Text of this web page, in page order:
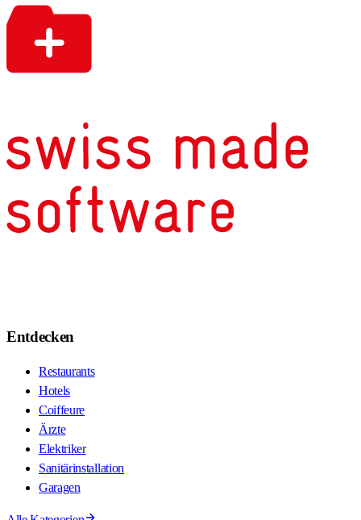
Entdecken
Restaurants
Hotels
Coiffeure
Ärzte
Elektriker
Sanitärinstallation
Garagen